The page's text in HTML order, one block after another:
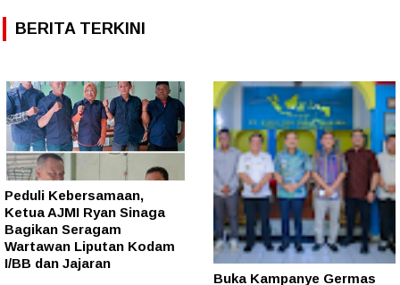
BERITA TERKINI
Peduli Kebersamaan,
Ketua AJMI Ryan Sinaga
Bagikan Seragam
Wartawan Liputan Kodam
I/BB dan Jajaran
Buka Kampanye Germas